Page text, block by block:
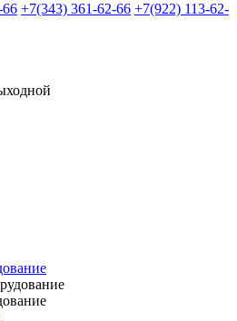
66 +7(343) 361-62-66 +7(922) 113-62-